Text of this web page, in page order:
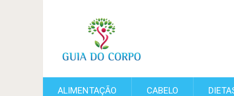
ALIMENTAÇÃO CABELO